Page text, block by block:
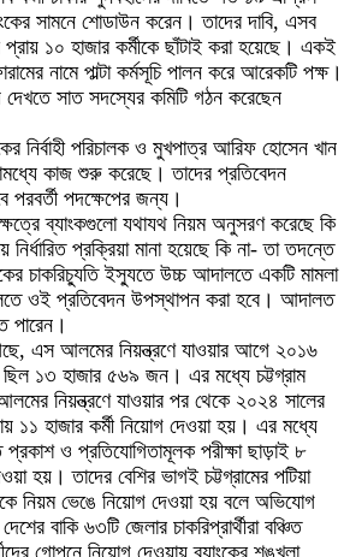
সামনে শোডাউন করেন। তাদের দাবি, এসব
প্রায় ১০ হাজার কর্মীকে ছাঁটাই করা হয়েছে। একই
নামে পাল্টা কর্মসূচি পালন করে আরেকটি পক্ষ।
দেখতে সাত সদস্যের কমিটি গঠন করেছেন
নির্বাহী পরিচালক ও মুখপাত্র আরিফ হোসেন খান
কাজ শুরু করেছে। তাদের প্রতিবেদন
পরবর্তী পদক্ষেপের জন্য।
ব্যাংকগুলো যথাযথ নিয়ম অনুসরণ করেছে কি
নির্ধারিত প্রক্রিয়া মানা হয়েছে কি না- তা তদন্তে
চাকরিচ্যুতি ইস্যুতে উচ্চ আদালতে একটি মামলা
ওই প্রতিবেদন উপস্থাপন করা হবে। আদালত
পারেন।
এস আলমের নিয়ন্ত্রণে যাওয়ার আগে ২০১৬
ছিল ১৩ হাজার ৫৬৯ জন। এর মধ্যে চট্টগ্রাম
নিয়ন্ত্রণে যাওয়ার পর থেকে ২০২৪ সালের
১১ হাজার কর্মী নিয়োগ দেওয়া হয়। এর মধ্যে
প্রকাশ ও প্রতিযোগিতামূলক পরীক্ষা ছাড়াই ৮
হয়। তাদের বেশির ভাগই চট্টগ্রামের পটিয়া
নিয়ম ভেঙে নিয়োগ দেওয়া হয় বলে অভিযোগ
বাকি ৬৩টি জেলার চাকরিপ্রার্থীরা বঞ্চিত
গোপনে নিয়োগ দেওয়ায় ব্যাংকের শৃঙ্খলা